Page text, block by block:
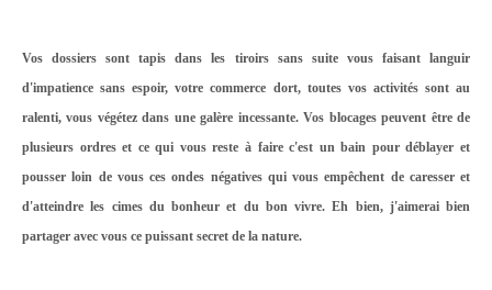
Vos dossiers sont tapis dans les tiroirs sans suite vous faisant languir
d'impatience sans espoir, votre commerce dort, toutes vos activités sont au
ralenti, vous végétez dans une galère incessante. Vos blocages peuvent être de
plusieurs ordres et ce qui vous reste à faire c'est un bain pour déblayer et
pousser loin de vous ces ondes négatives qui vous empêchent de caresser et
d'atteindre les cimes du bonheur et du bon vivre. Eh bien, j'aimerai bien
partager avec vous ce puissant secret de la nature.